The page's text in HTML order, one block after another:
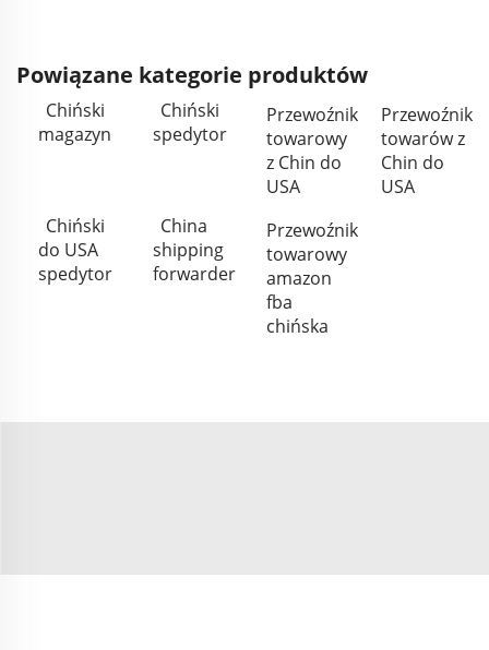
Powiązane kategorie produktów
Chiński
magazyn
Chiński
spedytor
Przewoźnik
towarowy
z Chin do
USA
Przewoźnik
towarów z
Chin do
USA
Chiński
do USA
spedytor
China
shipping
forwarder
Przewoźnik
towarowy
amazon
fba
chińska